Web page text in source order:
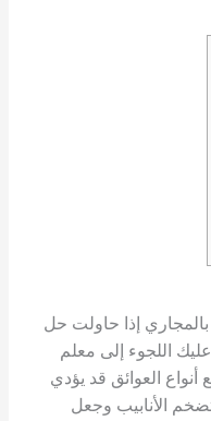
إذا حاولت حل
اللجوء إلى معلم
العوائق قد يؤدي
الأنابيب وجعل